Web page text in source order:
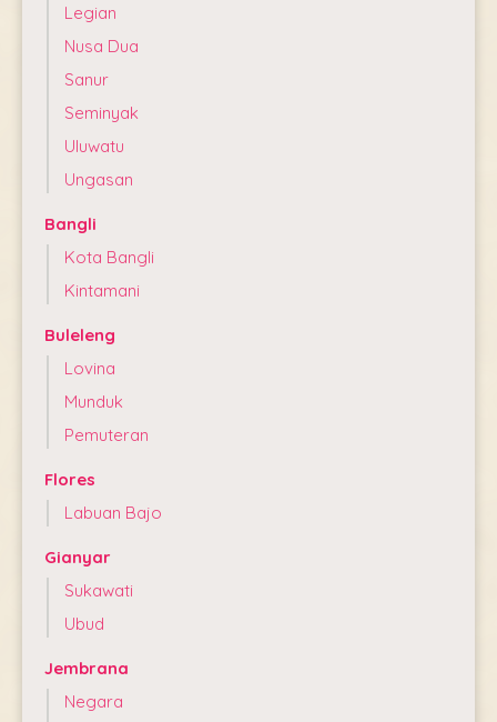
Legian
Nusa Dua
Sanur
Seminyak
Uluwatu
Ungasan
Bangli
Kota Bangli
Kintamani
Buleleng
Lovina
Munduk
Pemuteran
Flores
Labuan Bajo
Gianyar
Sukawati
Ubud
Jembrana
Negara